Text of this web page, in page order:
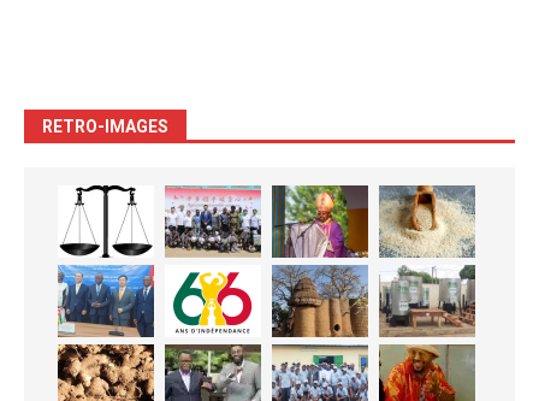
RETRO-IMAGES